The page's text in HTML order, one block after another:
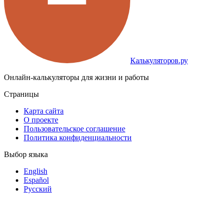
Калькуляторов.ру
Онлайн-калькуляторы для жизни и работы
Страницы
Карта сайта
О проекте
Пользовательское соглашение
Политика конфиденциальности
Выбор языка
English
Español
Русский